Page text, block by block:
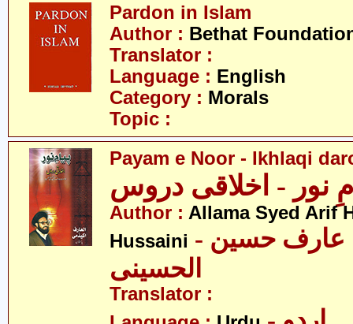
Pardon in Islam
Author : Bethat
Translator :
Language : English
Category : Morals
Topic :
Payam e Noor - Ikhlaqi
نور - اخلاقی دروس
Author : Allama Syed Arif
Hussaini - علامہ سید عارف حسین
الحسینی
Translator :